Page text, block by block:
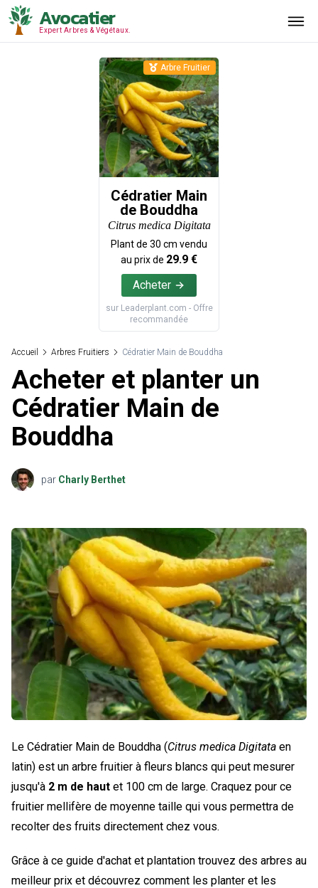
Avocatier
Expert Arbres & Végétaux.
Cédratier Main
de Bouddha
Citrus medica Digitata
Plant de 30 cm vendu
au prix de 29.9 €
Acheter
sur Leaderplant.com - Offre
recommandée
Arbre Fruitier
Accueil Arbres Fruitiers Cédratier Main de Bouddha
Acheter et planter un
Cédratier Main de
Bouddha
par Charly Berthet
Le Cédratier Main de Bouddha (Citrus medica Digitata en
latin) est un arbre fruitier à fleurs blancs qui peut mesurer
jusqu'à 2 m de haut et 100 cm de large. Craquez pour ce
fruitier mellifère de moyenne taille qui vous permettra de
recolter des fruits directement chez vous.
Grâce à ce guide d'achat et plantation trouvez des arbres au
meilleur prix et découvrez comment les planter et les